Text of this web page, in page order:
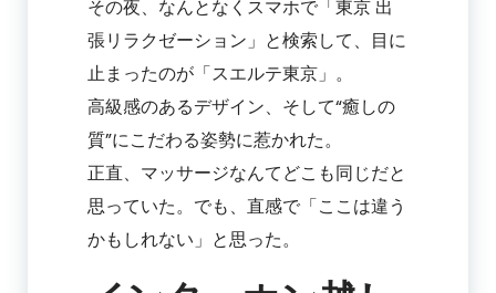
その夜、なんとなくスマホで「東京 出
張リラクゼーション」と検索して、目に
止まったのが「スエルテ東京」。
高級感のあるデザイン、そして“癒しの
質”にこだわる姿勢に惹かれた。
正直、マッサージなんてどこも同じだと
思っていた。でも、直感で「ここは違う
かもしれない」と思った。